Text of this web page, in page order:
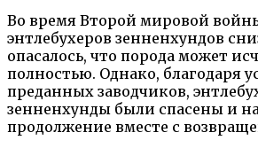
Во время Второй мировой
энтлебухеров зенненхундов
опасалось, что порода может
полностью. Однако, благодаря
преданных заводчиков,
зенненхунды были спасены и
продолжение вместе с